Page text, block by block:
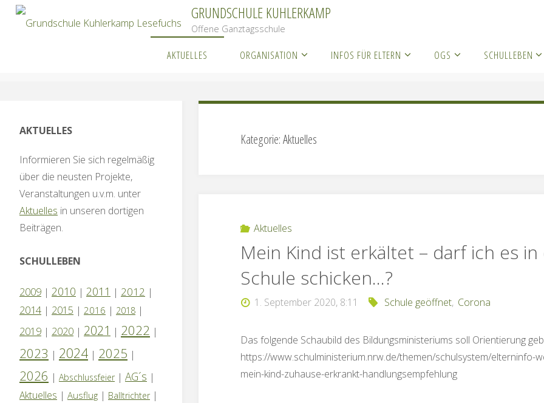
Zum
GRUNDSCHULE KUHLERKAMP
Offene Ganztagsschule
AKTUELLES ORGANISATION INFOS FÜR ELTERN OGS SCHULLEBEN
Kategorie:Aktuelles
Aktuelles
Mein Kind ist erkältet – darf ich es in
Schule schicken…?
1. September 2020, 8:11 Schule geöffnet, Corona
Das folgende Schaubild des Bildungsministeriums soll Orientierung
https://www.schulministerium.nrw.de/themen/schulsystem/elterninfo-
mein-kind-zuhause-erkrankt-handlungsempfehlung
AKTUELLES
Informieren Sie sich regelmäßig
über die neusten Projekte,
Veranstaltungen u.v.m. unter
Aktuelles in unseren dortigen
Beiträgen.
SCHULLEBEN
2009 | 2010 | 2011 | 2012 |
2014 | 2015 | 2016 | 2018 |
2019 | 2020 | 2021 | 2022 |
2023 | 2024 | 2025 |
2026 | Abschlussfeier | AG´s |
Aktuelles | Ausflug | Balltrichter |